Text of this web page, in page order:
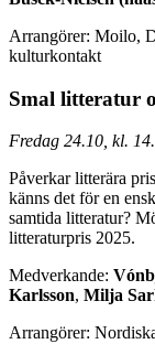
Arrangörer: Moilo,
kulturkontakt
Smal litteratur
Fredag 24.10, kl.
Påverkar litterära
känns det för en
samtida litteratur?
litteraturpris 2025.
Medverkande:
Karlsson, Milja
Arrangörer: